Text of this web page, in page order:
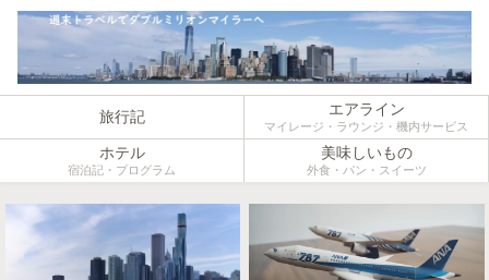
旅行記 エアライン
マイレージ・ラウンジ・機内サービス
ホテル
宿泊記・プログラム
美味しいもの
外食・パン・スイーツ